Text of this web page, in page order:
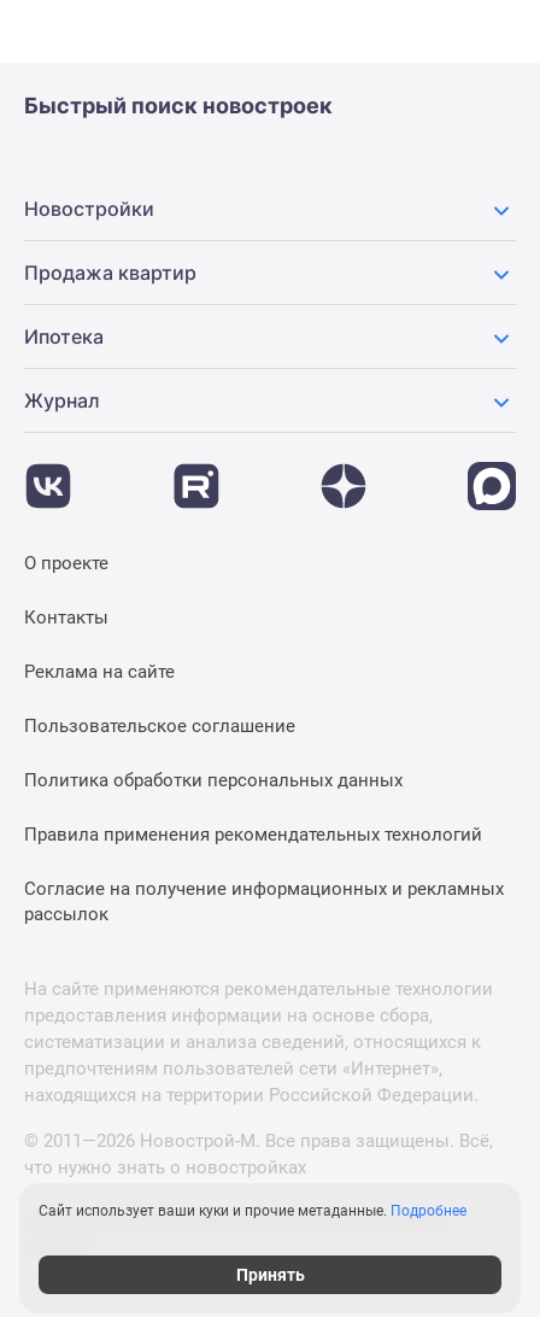
Быстрый поиск новостроек
Новостройки
Продажа квартир
Ипотека
Журнал
О проекте
Контакты
Реклама на сайте
Пользовательское соглашение
Политика обработки персональных данных
Правила применения рекомендательных технологий
Согласие на получение информационных и рекламных
рассылок
На сайте применяются рекомендательные технологии
предоставления информации на основе сбора,
систематизации и анализа сведений, относящихся к
предпочтениям пользователей сети «Интернет»,
находящихся на территории Российской Федерации.
© 2011—2026 Новострой-М. Все права защищены. Всё,
что нужно знать о новостройках
Новостройки Санкт-Петербурга и Ленинградской
Сайт использует ваши куки и прочие метаданные. Подробнее
Принять